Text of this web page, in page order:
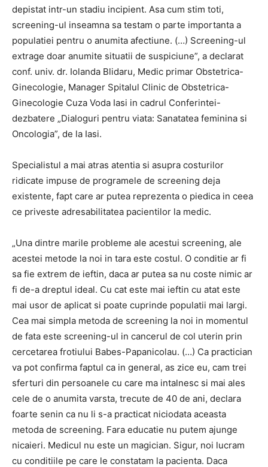
depistat intr-un stadiu incipient. Asa cum stim toti,
screening-ul inseamna sa testam o parte importanta a
populatiei pentru o anumita afectiune. (…) Screening-ul
extrage doar anumite situatii de suspiciune”, a declarat
conf. univ. dr. Iolanda Blidaru, Medic primar Obstetrica-
Ginecologie, Manager Spitalul Clinic de Obstetrica-
Ginecologie Cuza Voda Iasi in cadrul Conferintei-
dezbatere „Dialoguri pentru viata: Sanatatea feminina si
Oncologia”, de la Iasi.
Specialistul a mai atras atentia si asupra costurilor
ridicate impuse de programele de screening deja
existente, fapt care ar putea reprezenta o piedica in ceea
ce priveste adresabilitatea pacientilor la medic.
„Una dintre marile probleme ale acestui screening, ale
acestei metode la noi in tara este costul. O conditie ar fi
sa fie extrem de ieftin, daca ar putea sa nu coste nimic ar
fi de-a dreptul ideal. Cu cat este mai ieftin cu atat este
mai usor de aplicat si poate cuprinde populatii mai largi.
Cea mai simpla metoda de screening la noi in momentul
de fata este screening-ul in cancerul de col uterin prin
cercetarea frotiului Babes-Papanicolau. (…) Ca practician
va pot confirma faptul ca in general, as zice eu, cam trei
sferturi din persoanele cu care ma intalnesc si mai ales
cele de o anumita varsta, trecute de 40 de ani, declara
foarte senin ca nu li s-a practicat niciodata aceasta
metoda de screening. Fara educatie nu putem ajunge
nicaieri. Medicul nu este un magician. Sigur, noi lucram
cu conditiile pe care le constatam la pacienta. Daca